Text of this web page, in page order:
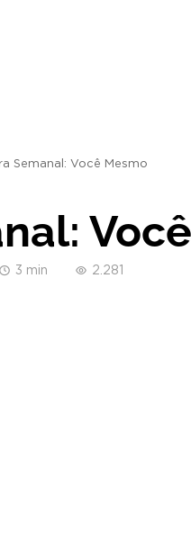
Semanal: Você Mesmo
3 min 2.281